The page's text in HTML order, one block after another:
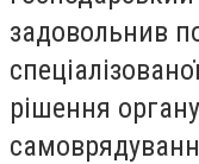
задовольнив
рішення